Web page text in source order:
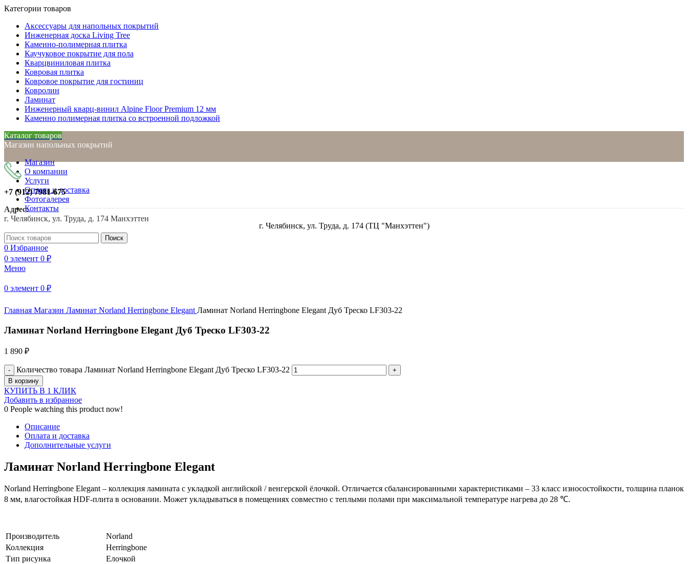
Категории товаров
Аксессуары для напольных покрытий
Инженерная доска Living Tree
Каменно-полимерная плитка
Каучуковое покрытие для пола
Кварцвиниловая плитка
Ковровая плитка
Ковровое покрытие для гостиниц
Ковролин
Ламинат
Инженерный кварц-винил Alpine Floor Premium 12 мм
Каменно полимерная плитка со встроенной подложкой
Каталог товаров
Магазин напольных покрытий
Магазин
О компании
Услуги
Оплата и доставка
Фотогалерея
Контакты
г. Челябинск, ул. Труда, д. 174 (ТЦ "Манхэттен")
+7 (912)7981-675
Адрес:
г. Челябинск, ул. Труда, д. 174 Манхэттен
Поиск
0 Избранное
0 элемент 0 ₽
Меню
0 элемент 0 ₽
Нажмите, чтобы увеличить
Главная Магазин Ламинат Norland Herringbone Elegant Ламинат Norland Herringbone Elegant Дуб Треско LF303-22
Ламинат Norland Herringbone Elegant Дуб Треско LF303-22
1 890 ₽
Количество товара Ламинат Norland Herringbone Elegant Дуб Треско LF303-22
В корзину
КУПИТЬ В 1 КЛИК
Добавить в избранное
0 People watching this product now!
Описание
Оплата и доставка
Дополнительные услуги
Ламинат Norland Herringbone Elegant
Norland Herringbone Elegant – коллекция ламината с укладкой английской / венгерской ёлочкой. Отличается сбалансированными характеристиками – 33 класс износостойкости, толщина планок
8 мм, влагостойкая HDF-плита в основании. Может укладываться в помещениях совместно с теплыми полами при максимальной температуре нагрева до 28 ℃.
Производитель
Norland
Коллекция
Herringbone
Тип рисунка
Елочкой